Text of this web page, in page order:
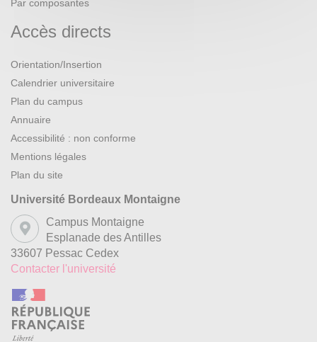
Par composantes
Accès directs
Orientation/Insertion
Calendrier universitaire
Plan du campus
Annuaire
Accessibilité : non conforme
Mentions légales
Plan du site
Université Bordeaux Montaigne
Campus Montaigne
Esplanade des Antilles
33607 Pessac Cedex
Contacter l'université